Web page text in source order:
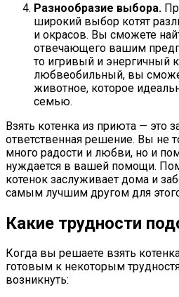
Разнообразие выбора.
широкий выбор котят
и окрасов. Вы сможете
отвечающего вашим
то игривый и энергичный
любвеобильный, вы
животное, которое
семью.
Взять котенка из приюта — это
ответственная решение. Вы не
много радости и любви, но и
нуждается в вашей помощи.
котенок заслуживает дома и
самым лучшим другом для
Какие трудности
Когда вы решаете взять
готовым к некоторым
возникнуть: